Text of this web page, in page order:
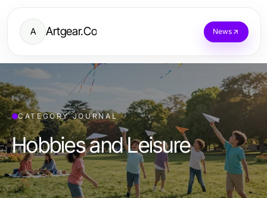
A Artgear.Co News
CATEGORY JOURNAL
Hobbies and Leisure